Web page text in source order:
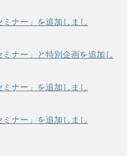
ミナー」を追加しまし
ミナー」と特別企画を追加し
ミナー」を追加しまし
ミナー」を追加しまし